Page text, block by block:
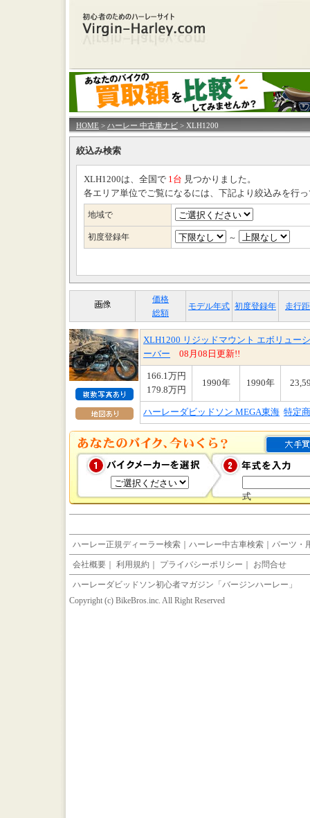
HOME > ハーレー 中古車ナビ > XLH1200
絞込み検索
XLH1200は、全国で 1台 見つかりました。
各エリア単位でご覧になるには、下記より絞込みを行
地域で
初度登録年 ～
価格
総額
モデル年式 初度登録年 走行
XLH1200 リジッドマウント エボリュー
ーバー
08月08日更新!!
166.1万円
179.8万円
1990年 1990年
ハーレーダビッドソン MEGA東海 特定
式
ハーレー正規ディーラー検索 ｜ ハーレー中古車検索 ｜ パーツ・
会社概要 ｜ 利用規約 ｜ プライバシーポリシー ｜ お問合せ
ハーレーダビッドソン初心者マガジン「バージンハーレー」
Copyright (c) BikeBros.inc. All Right Reserved